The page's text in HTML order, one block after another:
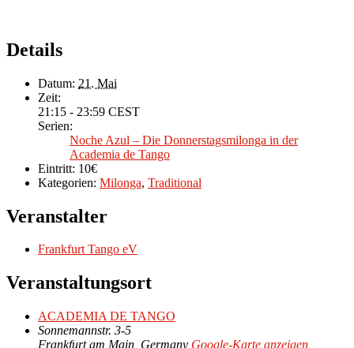
Details
Datum: 21. Mai
Zeit:
21:15 - 23:59 CEST
Serien:
Noche Azul – Die Donnerstagsmilonga in der
Academia de Tango
Eintritt: 10€
Kategorien: Milonga, Traditional
Veranstalter
Frankfurt Tango eV
Veranstaltungsort
ACADEMIA DE TANGO
Sonnemannstr. 3-5
Frankfurt am Main Germany Google-Karte anzeigen